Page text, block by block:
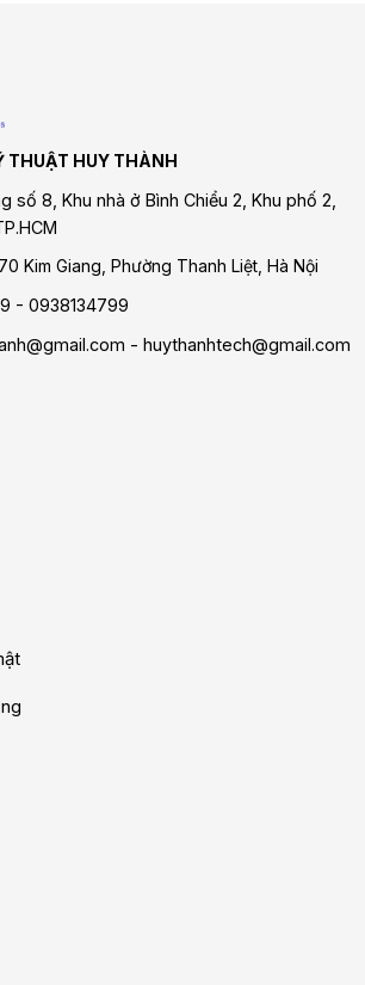
THUẬT HUY THÀNH
số 8, Khu nhà ở Bình Chiểu 2, Khu phố 2,
Kim Giang, Phường Thanh Liệt, Hà Nội
- 0938134799
- huythanhtech@gmail.com